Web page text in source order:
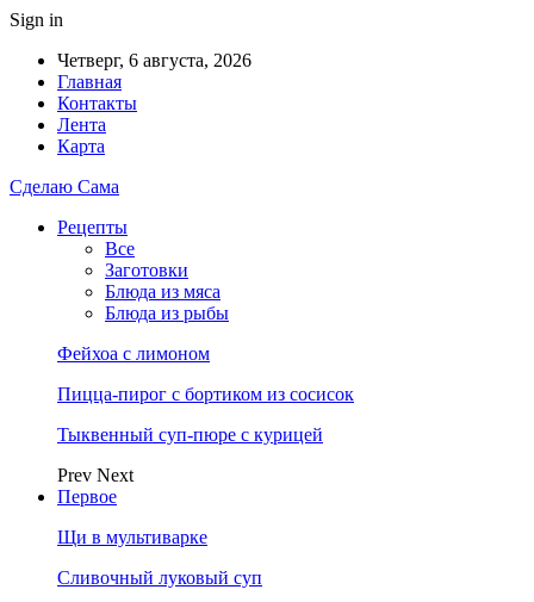
Sign in
Четверг, 6 августа, 2026
Главная
Контакты
Лента
Карта
Сделаю Сама
Рецепты
Все
Заготовки
Блюда из мяса
Блюда из рыбы
Фейхоа с лимоном
Пицца-пирог с бортиком из сосисок
Тыквенный суп-пюре с курицей
Prev Next
Первое
Щи в мультиварке
Сливочный луковый суп